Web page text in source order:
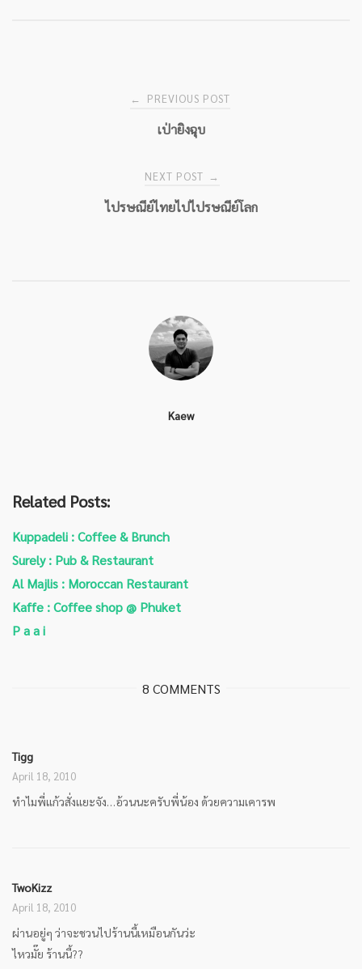
← PREVIOUS POST
เป่ายิงฉุบ
NEXT POST →
ไปรษณีย์ไทยไปไปรษณีย์โลก
Kaew
Related Posts:
Kuppadeli : Coffee & Brunch
Surely : Pub & Restaurant
Al Majlis : Moroccan Restaurant
Kaffe : Coffee shop @ Phuket
P a a i
8 COMMENTS
Tigg
April 18, 2010
ทำไมพี่แก้วสั่งแยะจัง…อ้วนนะครับพี่น้อง ด้วยความเคารพ
TwoKizz
April 18, 2010
ผ่านอยู่ๆ ว่าจะชวนไปร้านนี้เหมือนกันว่ะ
ไหวมั๊ย ร้านนี้??